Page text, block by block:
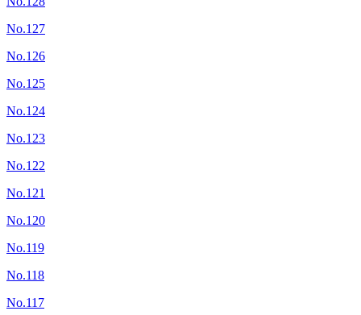
No.127
No.126
No.125
No.124
No.123
No.122
No.121
No.120
No.119
No.118
No.117